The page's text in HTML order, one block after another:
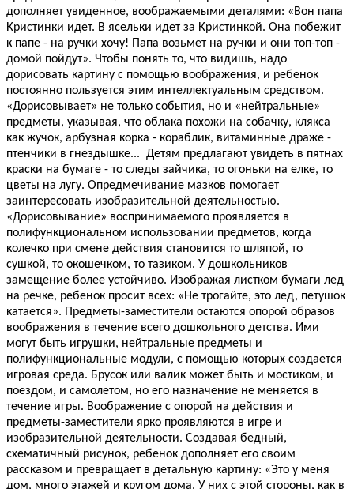
дополняет увиденное, воображаемыми деталями: «Вон папа
Кристинки идет. В ясельки идет за Кристинкой. Она побежит
к папе - на ручки хочу! Папа возьмет на ручки и они топ-топ -
домой пойдут». Чтобы понять то, что видишь, надо
дорисовать картину с помощью воображения, и ребенок
постоянно пользуется этим интеллектуальным средством.
«Дорисовывает» не только события, но и «нейтральные»
предметы, указывая, что облака похожи на собачку, клякса
как жучок, арбузная корка - кораблик, витаминные драже -
птенчики в гнездышке... Детям предлагают увидеть в пятнах
краски на бумаге - то следы зайчика, то огоньки на елке, то
цветы на лугу. Опредмечивание мазков помогает
заинтересовать изобразительной деятельностью.
«Дорисовывание» воспринимаемого проявляется в
полифункциональном использовании предметов, когда
колечко при смене действия становится то шляпой, то
сушкой, то окошечком, то тазиком. У дошкольников
замещение более устойчиво. Изображая листком бумаги лед
на речке, ребенок просит всех: «Не трогайте, это лед, петушок
катается». Предметы-заместители остаются опорой образов
воображения в течение всего дошкольного детства. Ими
могут быть игрушки, нейтральные предметы и
полифункциональные модули, с помощью которых создается
игровая среда. Брусок или валик может быть и мостиком, и
поездом, и самолетом, но его назначение не меняется в
течение игры. Воображение с опорой на действия и
предметы-заместители ярко проявляются в игре и
изобразительной деятельности. Создавая бедный,
схематичный рисунок, ребенок дополняет его своим
рассказом и превращает в детальную картину: «Это у меня
дом, много этажей и кругом дома. У них с этой стороны, как в